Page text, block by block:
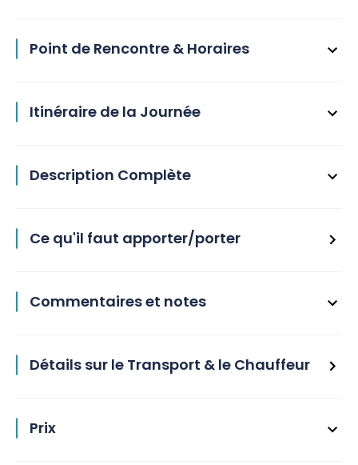
Point de Rencontre & Horaires
Itinéraire de la Journée
Description Complète
Ce qu'il faut apporter/porter
Commentaires et notes
Détails sur le Transport & le Chauffeur
Prix